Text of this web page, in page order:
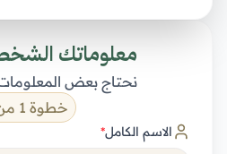
معلوماتك
نحتاج بعض
خطوة 1 من 2
الاسم الكامل*